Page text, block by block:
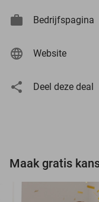
Bedrijfspagina
Website
Deel deze deal